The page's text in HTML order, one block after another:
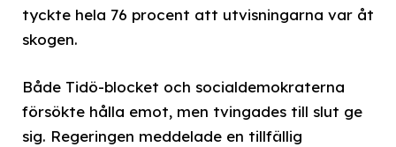
tyckte hela 76 procent att utvisningarna var åt
skogen.
Både Tidö-blocket och socialdemokraterna
försökte hålla emot, men tvingades till slut ge
sig. Regeringen meddelade en tillfällig